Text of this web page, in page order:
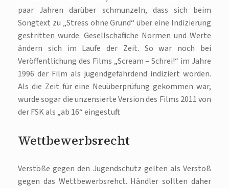
paar Jahren darüber schmunzeln, dass sich beim
Songtext zu „Stress ohne Grund“ über eine Indizierung
gestritten wurde. Gesellschaftliche Normen und Werte
ändern sich im Laufe der Zeit. So war noch bei
Veröffentlichung des Films „Scream – Schrei!“ im Jahre
1996 der Film als jugendgefährdend indiziert worden.
Als die Zeit für eine Neuüberprüfung gekommen war,
wurde sogar die unzensierte Version des Films 2011 von
der FSK als „ab 16“ eingestuft.
Wettbewerbsrecht
Verstöße gegen den Jugendschutz gelten als Verstoß
gegen das Wettbewerbsrehct. Händler sollten daher